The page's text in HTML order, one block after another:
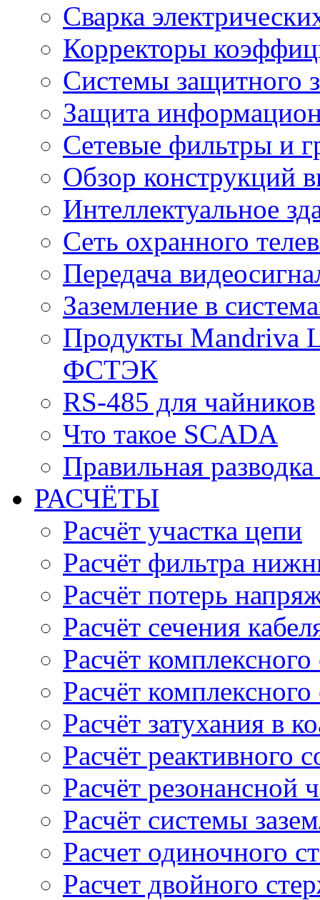
Сварка
Корректоры
Системы защитного
Защита
Сетевые фильтры и
Обзор конструкций
Интеллектуальное
Cеть охранного
Передача
Заземление в
Продукты Mandriva
ФСТЭК
RS-485 для чайников
Что такое SCADA
Правильная
РАСЧЁТЫ
Расчёт участка цепи
Расчёт фильтра
Расчёт потерь
Расчёт сечения
Расчёт
Расчёт
Расчёт затухания в
Расчёт реактивного
Расчёт резонансной
Расчёт системы
Расчет одиночного
Расчет двойного